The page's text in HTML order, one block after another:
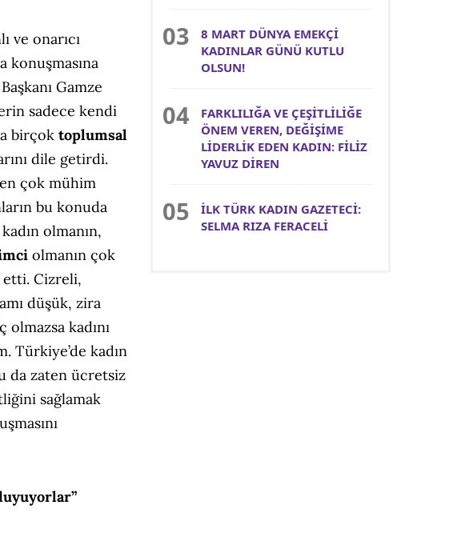
ve onarıcı
Gamze
sadece kendi
birçok toplumsal
dile getirdi.
çok mühim
bu konuda
olmanın,
olmanın çok
etti. Cizreli,
düşük, zira
kadını
Türkiye’de kadın
da zaten ücretsiz
sağlamak
”
8 MART DÜNYA EMEKÇİ
KADINLAR GÜNÜ KUTLU
OLSUN!
FARKLILIĞA VE ÇEŞİTLİLİĞE
ÖNEM VEREN, DEĞİŞİME
LİDERLİK EDEN KADIN: FİLİZ
YAVUZ DİREN
İLK TÜRK KADIN GAZETECİ:
SELMA RIZA FERACELİ